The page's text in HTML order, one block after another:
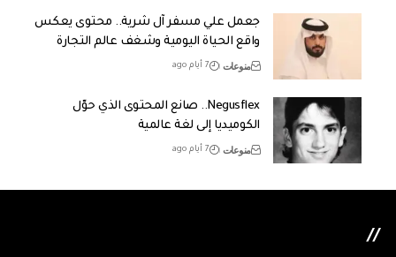
جعمل علي مسفر آل شرية.. محتوى يعكس
واقع الحياة اليومية وشغف عالم التجارة
منوعات 7 أيام ago
Negusflex.. صانع المحتوى الذي حوّل
الكوميديا إلى لغة عالمية
منوعات 7 أيام ago
//